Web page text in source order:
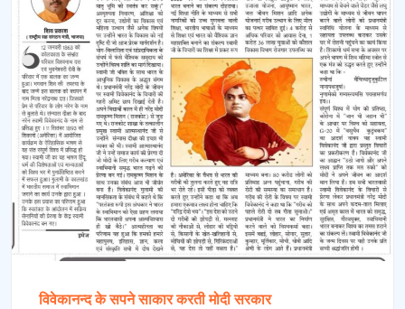
विवेकानन्द के सपने साकार करती मोदी सरकार